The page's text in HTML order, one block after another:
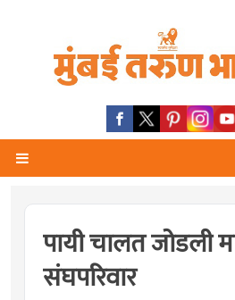
पायी चालत जोडली
संघपरिवार